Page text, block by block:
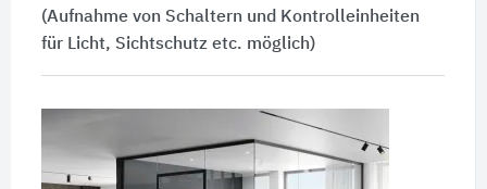
(Aufnahme von Schaltern und Kontrolleinheiten
für Licht, Sichtschutz etc. möglich)